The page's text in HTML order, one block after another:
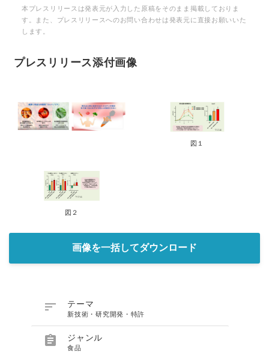
本プレスリリースは発表元が入力した原稿をそのまま掲載しておりま
す。また、プレスリリースへのお問い合わせは発表元に直接お願いいた
します。
プレスリリース添付画像
図１
図２
画像を一括してダウンロード
 テーマ
新技術・研究開発・特許
 ジャンル
食品